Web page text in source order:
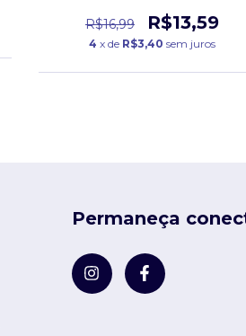
R$16,99 R$13,59
4 x de R$3,40 sem juros
Permaneça